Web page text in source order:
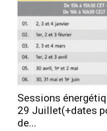
Sessions
29 Juillet(+dates
de...